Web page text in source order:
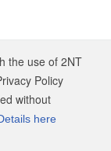
the use of 2NT
Policy
without
here